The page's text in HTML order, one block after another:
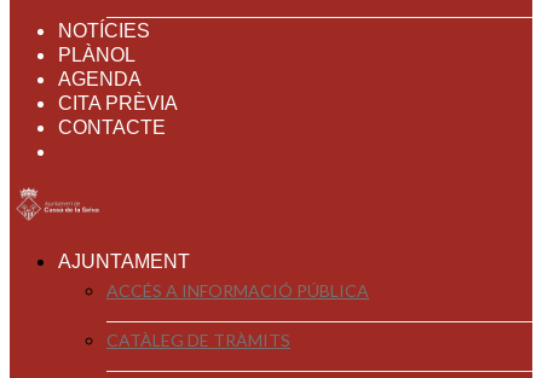
NOTÍCIES
PLÀNOL
AGENDA
CITA PRÈVIA
CONTACTE
AJUNTAMENT
ACCÉS A INFORMACIÓ PÚBLICA
CATÀLEG DE TRÀMITS